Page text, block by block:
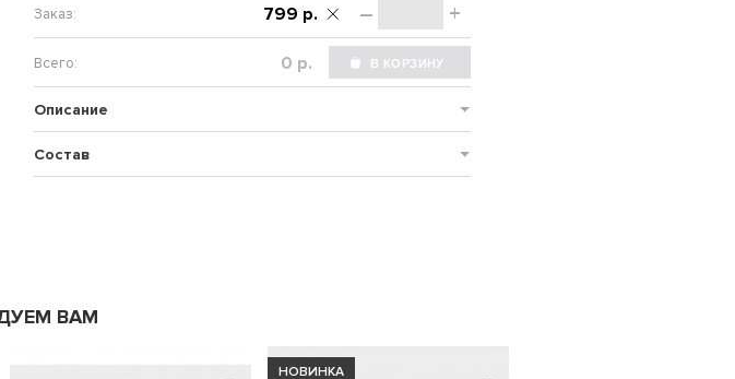
– +
799 р.
р.
Описание
Состав
ВАМ
НОВИНКА